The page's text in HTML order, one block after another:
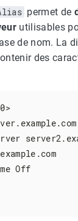
permet de
utilisables
de nom. La
des
Off